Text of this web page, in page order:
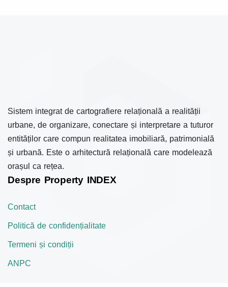
Sistem integrat de cartografiere relațională a realității
urbane, de organizare, conectare și interpretare a tuturor
entităților care compun realitatea imobiliară, patrimonială
și urbană. Este o arhitectură relațională care modelează
orașul ca rețea.
Despre Property INDEX
Contact
Politică de confidențialitate
Termeni și condiții
ANPC